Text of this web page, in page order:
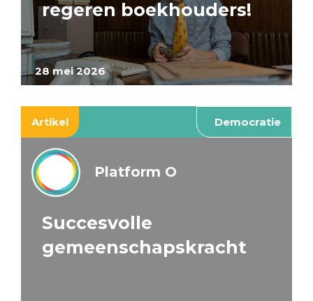
28 mei 2026
regeren boekhouders!
Artikel Democratie
Platform O
Succesvolle
gemeenschapskracht